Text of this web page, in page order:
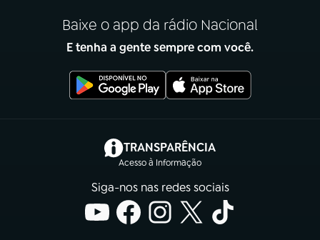
Baixe o app da rádio Nacional
E tenha a gente sempre com você.
TRANSPARÊNCIA
Acesso à Informação
(abre em nova aba)
Siga-nos nas redes sociais